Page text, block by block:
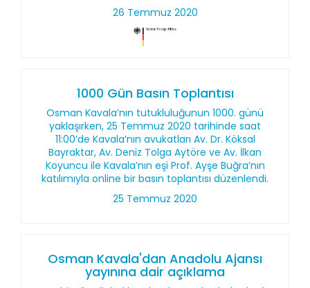
26 Temmuz 2020
1000 Gün Basın Toplantısı
Osman Kavala’nın tutukluluğunun 1000. günü
yaklaşırken, 25 Temmuz 2020 tarihinde saat
11:00’de Kavala’nın avukatları Av. Dr. Köksal
Bayraktar, Av. Deniz Tolga Aytöre ve Av. İlkan
Koyuncu ile Kavala’nın eşi Prof. Ayşe Buğra’nın
katılımıyla online bir basın toplantısı düzenlendi.
25 Temmuz 2020
Osman Kavala'dan Anadolu Ajansı
yayınına dair açıklama